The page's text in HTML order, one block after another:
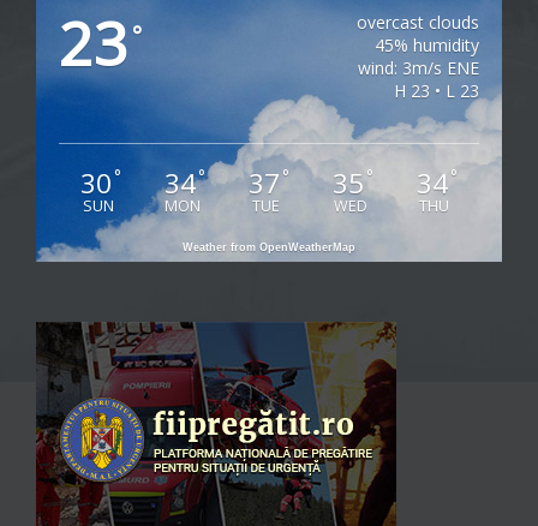
23°
overcast clouds
45% humidity
wind: 3m/s ENE
H 23 • L 23
30°
SUN
34°
MON
37°
TUE
35 °
WED
34°
THU
Weather from OpenWeatherMap